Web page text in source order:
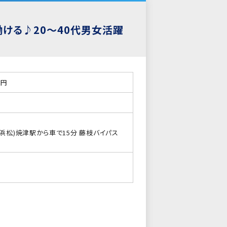
ける♪20～40代男女活躍
松)焼津駅から車で15分 藤枝バイパス